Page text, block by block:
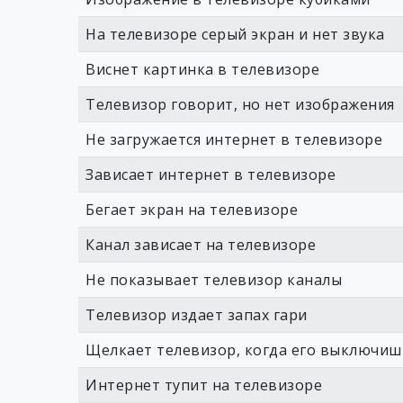
На телевизоре серый экран и нет звука
Виснет картинка в телевизоре
Телевизор говорит, но нет изображения
Не загружается интернет в телевизоре
Зависает интернет в телевизоре
Бегает экран на телевизоре
Канал зависает на телевизоре
Не показывает телевизор каналы
Телевизор издает запах гари
Щелкает телевизор, когда его
Интернет тупит на телевизоре